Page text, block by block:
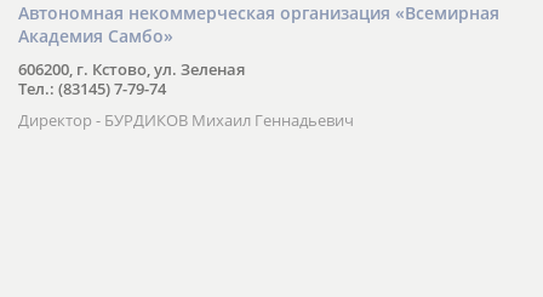
Автономная некоммерческая организация «Всемирная
Академия Самбо»
606200, г. Кстово, ул. Зеленая
Тел.: (83145) 7-79-74
Директор - БУРДИКОВ Михаил Геннадьевич